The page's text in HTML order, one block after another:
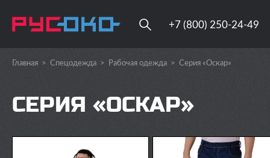
+7 (800) 250-24-49
Главная > Спецодежда > Рабочая одежда > Серия «Оскар»
СЕРИЯ «ОСКАР»